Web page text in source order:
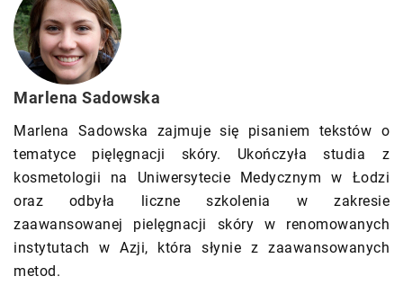
Marlena Sadowska
Marlena Sadowska zajmuje się pisaniem tekstów o
tematyce pięlęgnacji skóry. Ukończyła studia z
kosmetologii na Uniwersytecie Medycznym w Łodzi
oraz odbyła liczne szkolenia w zakresie
zaawansowanej pielęgnacji skóry w renomowanych
instytutach w Azji, która słynie z zaawansowanych
metod.